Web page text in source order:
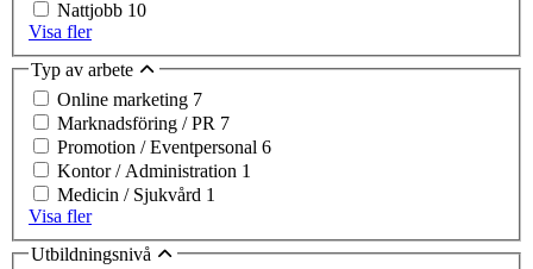
Nattjobb 10
Visa fler
Typ av arbete
Online marketing 7
Marknadsföring / PR 7
Promotion / Eventpersonal 6
Kontor / Administration 1
Medicin / Sjukvård 1
Visa fler
Utbildningsnivå